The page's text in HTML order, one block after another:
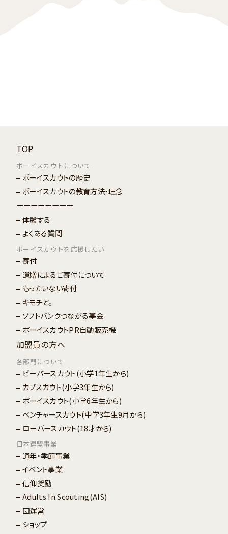
TOP
ボーイスカウトについて
ボーイスカウトの歴史
ボーイスカウトの教育方法・理念
ーーーーーーーー
体験する
よくある質問
ボーイスカウトを応援したい
寄付
遺贈によるご寄付について
もったいない寄付
キモチと。
ソフトバンクつながる基金
ボーイスカウトPR自動販売機
加盟員の方へ
各部門について
ビーバースカウト(小学1年生から)
カブスカウト(小学3年生から)
ボーイスカウト(小学6年生から)
ベンチャースカウト(中学3年生9月から)
ローバースカウト(18才から)
日本連盟事業
通年・季節事業
イベント事業
信仰奨励
Adults In Scouting(AIS)
団運営
ショップ